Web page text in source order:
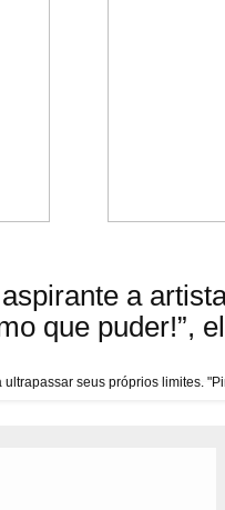
a
que puder!”,